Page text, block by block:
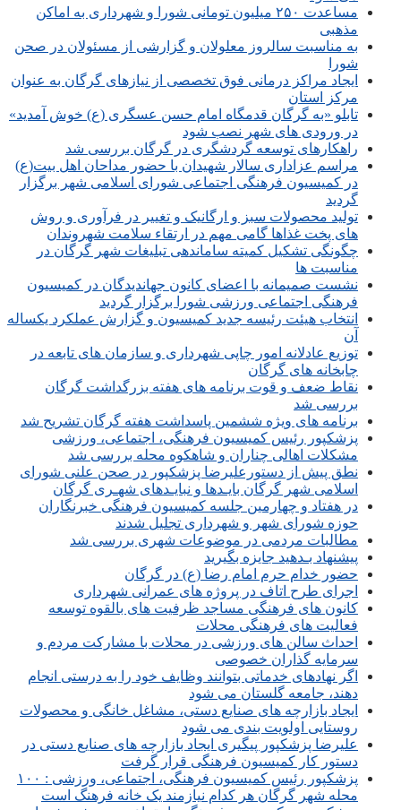
مساعدت ۲۵۰ میلیون تومانی شورا و شهرداری به اماکن
مذهبی
به مناسبت سالروز معلولان و گزارشی از مسئولان در صحن
شورا
ایجاد مراکز درمانی فوق تخصصی از نیازهای گرگان به عنوان
مرکز استان
تابلو «به گرگان قدمگاه امام حسن عسگری (ع) خوش آمدید»
در ورودی های شهر نصب شود
راهکارهای توسعه گردشگری در گرگان بررسی شد
مراسم عزاداری سالار شهیدان با حضور مداحان اهل بیت(ع)
در کمیسیون فرهنگی اجتماعی شورای اسلامی شهر برگزار
گردید
تولید محصولات سبز و ارگانیک و تغییر در فرآوری و روش
های پخت غذاها گامی مهم در ارتقاء سلامت شهروندان
چگونگی تشکیل کمیته ساماندهی تبلیغات شهر گرگان در
مناسبت ها
نشست صمیمانه با اعضای کانون جهاندیدگان در کمیسیون
فرهنگی اجتماعی ورزشی شورا برگزار گردید
انتخاب هیئت رئیسه جدید کمیسیون و گزارش عملکرد یکساله
آن
توزیع عادلانه امور چاپی شهرداری و سازمان های تابعه در
چابخانه های گرگان
نقاط ضعف و قوت برنامه های هفته بزرگداشت گرگان
بررسی شد
برنامه های ویژه ششمین پاسداشت هفته گرگان تشریح شد
پزشکپور رئیس کمیسیون فرهنگی، اجتماعی، ورزشی
مشکلات اهالی چناران و شاهکوه محله بررسی شد
نطق پیش از دستورعلیرضا پزشکپور در صحن علنی شورای
اسلامی شهر گرگان بایـدها و نبایـدهای شهـری گرگان
در هفتاد و چهارمین جلسه کمیسیون فرهنگی خبرنگاران
حوزه شورای شهر و شهرداری تجلیل شدند
مطالبات مردمی در موضوعات شهری بررسی شد
پیشنهاد بـدهید جایزه بگیرید
حضور خدام حرم امام رضا (ع) در گرگان
اجرای طرح اتاف در پروژه های عمرانی شهرداری
کانون های فرهنگی مساجد ظرفیت های بالقوه توسعه
فعالیت های فرهنگی محلات
احداث سالن های ورزشی در محلات با مشارکت مردم و
سرمایه گذاران خصوصی
اگر نهادهای خدماتی بتوانند وظایف خود را به درستی انجام
دهند، جامعه گلستان می شود
ایجاد بازارچه های صنایع دستی، مشاغل خانگی و محصولات
روستایی اولویت بندی می شود
علیرضا پزشکپور پیگیری ایجاد بازارچه های صنایع دستی در
دستور کار کمیسیون فرهنگی قرار گرفت
پزشکپور رئیس کمیسیون فرهنگی، اجتماعی، ورزشی : ۱۰۰
محله شهر گرگان هر کدام نیازمند یک خانه فرهنگ است